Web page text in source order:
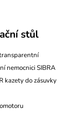
stůl
nemocnici SIBRA
kazety do zásuvky